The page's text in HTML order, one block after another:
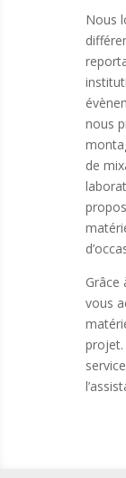
Nous
nous
de
Grâce
vous
projet.